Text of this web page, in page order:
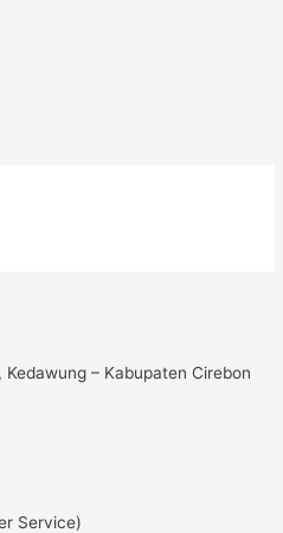
– Kabupaten Cirebon
Service)